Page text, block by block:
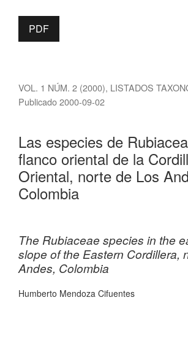
VOL. 1 NÚM. 2 (2000), LISTADOS
Las especies de
flanco oriental de la
Oriental, norte de Los
Colombia
The Rubiaceae species in the
slope of the Eastern Cordillera,
Andes, Colombia
Publicado 2000-09-02
Humberto Mendoza Cifuentes
PDF